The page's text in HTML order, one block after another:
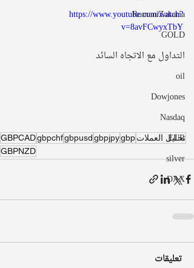
RomaniZakaria
GOLD
التداول مع الاتجاه السائد
oil
Dowjones
Nasdaq
EUR
silver
DAX
https://www.youtube.com/watch?
v=8avFCwyxTbY
تحليل العملاتgbp
gbpjpy
gbpusd
gbpchf
GBPCAD
GBPNZD
تعليقات